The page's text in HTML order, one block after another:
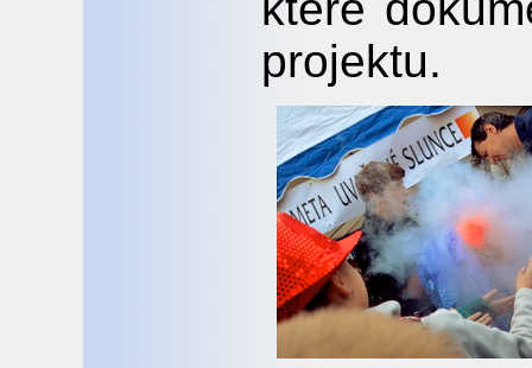
projektu.